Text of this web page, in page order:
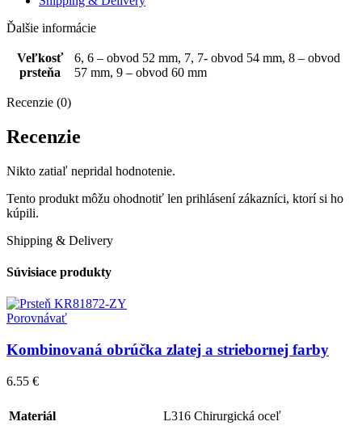
Ďalšie informácie
Veľkosť
prsteňa
6, 6 – obvod 52 mm, 7, 7- obvod 54 mm, 8 – obvod
57 mm, 9 – obvod 60 mm
Recenzie (0)
Recenzie
Nikto zatiaľ nepridal hodnotenie.
Tento produkt môžu ohodnotiť len prihlásení zákazníci, ktorí si ho
kúpili.
Shipping & Delivery
Súvisiace produkty
Porovnávať
Kombinovaná obrúčka zlatej a striebornej farby
6.55 €
Materiál
L316 Chirurgická oceľ